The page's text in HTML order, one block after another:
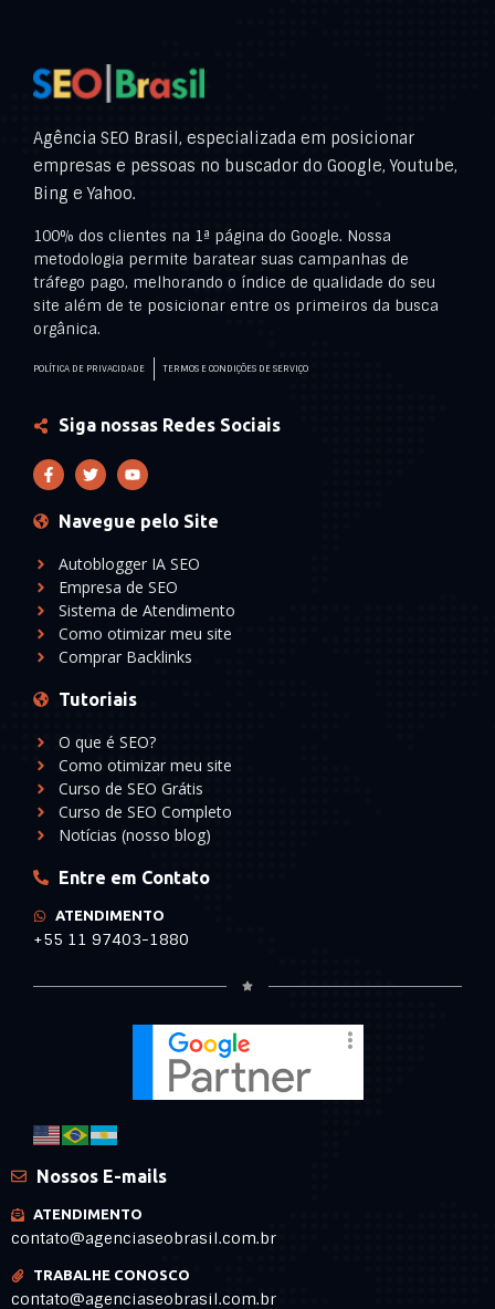
Agência SEO Brasil, especializada em posicionar
empresas e pessoas no buscador do Google, Youtube,
Bing e Yahoo.
100% dos clientes na 1ª página do Google. Nossa
metodologia permite baratear suas campanhas de
tráfego pago, melhorando o índice de qualidade do seu
site além de te posicionar entre os primeiros da busca
orgânica.
POLÍTICA DE PRIVACIDADE TERMOS E CONDIÇÕES DE SERVIÇO
Siga nossas Redes Sociais
Navegue pelo Site
Autoblogger IA SEO
Empresa de SEO
Sistema de Atendimento
Como otimizar meu site
Comprar Backlinks
Tutoriais
O que é SEO?
Como otimizar meu site
Curso de SEO Grátis
Curso de SEO Completo
Notícias (nosso blog)
Entre em Contato
ATENDIMENTO
+55 11 97403-1880
Nossos E-mails
ATENDIMENTO
contato@agenciaseobrasil.com.br
TRABALHE CONOSCO
contato@agenciaseobrasil.com.br